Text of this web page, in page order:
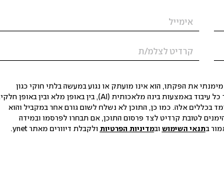
את הפקתו, הוא אינו מועתק או נגוע במעשה בלתי חוקי כגון
הסגת גבול ופגיעה בפרטיות. התוכן לא הופק, לא נערך ולא עבר כל עיבוד באמצעות בינה מלאכותית (AI), בין באופן מלא ובין באופן חלקי.
בכללים אלה. כמו כן, התוכן לא נשלח לשום גורם אחר במקביל והוא
לטובת קרדיט לצד פרסום התוכן, אם תבחרו לפרסמו ובמידה
בתנאי השימוש ובמדיניות הפרטיות ולקבלת דיוורים מאתר ynet.